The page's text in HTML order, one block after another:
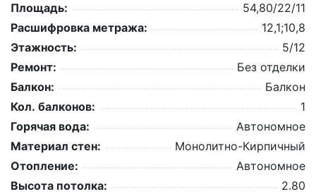
Площадь:
54,80/22/11
Расшифровка метража:
12,1;10,8
Этажность:
5/12
Ремонт:
Без отделки
Балкон:
Балкон
Кол. балконов:
1
Горячая вода:
Автономное
Материал стен:
Монолитно-Кирпичный
Отопление:
Автономное
Высота потолка:
2.80